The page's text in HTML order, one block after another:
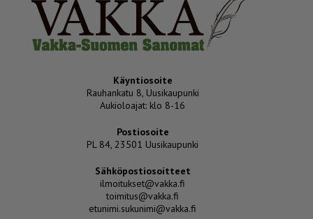
Käyntiosoite
Rauhankatu 8, Uusikaupunki
Aukioloajat: klo 8-16
Postiosoite
PL 84, 23501 Uusikaupunki
Sähköpostiosoitteet
ilmoitukset@vakka.fi
toimitus@vakka.fi
etunimi.sukunimi@vakka.fi